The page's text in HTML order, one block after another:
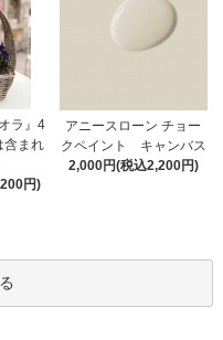
ラ』4
含まれ
円)
アニースローン チョー
クペイント キャンバス
2,000円(税込2,200円)